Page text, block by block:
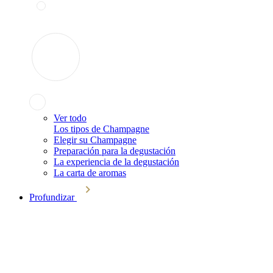
Ver todo
Los tipos de Champagne
Elegir su Champagne
Preparación para la degustación
La experiencia de la degustación
La carta de aromas
Profundizar